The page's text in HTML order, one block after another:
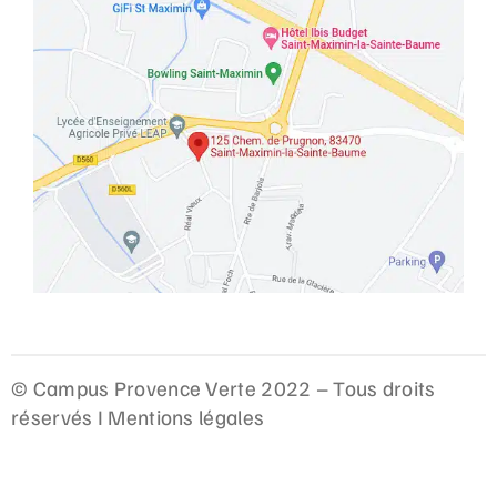
© Campus Provence Verte 2022 – Tous droits
réservés I Mentions légales